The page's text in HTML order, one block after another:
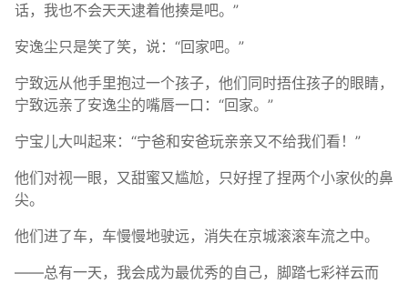
话，我也不会天天逮着他揍是吧。”
安逸尘只是笑了笑，说：“回家吧。”
宁致远从他手里抱过一个孩子，他们同时捂住孩子的眼睛，
宁致远亲了安逸尘的嘴唇一口：“回家。”
宁宝儿大叫起来：“宁爸和安爸玩亲亲又不给我们看！”
他们对视一眼，又甜蜜又尴尬，只好捏了捏两个小家伙的鼻
尖。
他们进了车，车慢慢地驶远，消失在京城滚滚车流之中。
——总有一天，我会成为最优秀的自己，脚踏七彩祥云而